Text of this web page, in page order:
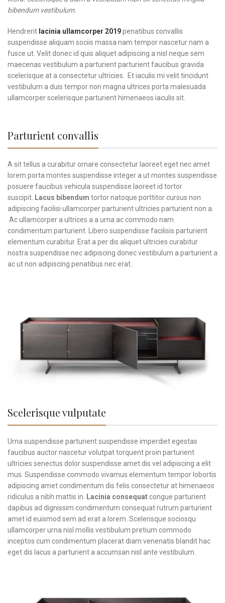
bibendum vestibulum.
Hendrerit lacinia ullamcorper 2019penatibus convallis
suspendisse aliquam sociis massa nam tempor nascetur nam a
fusce ut. Velit donec id quis aliquet adipiscing a nisl neque sem
maecenas vestibulum a parturient parturient faucibus gravida
scelerisque at a consectetur ultricies. Et iaculis mi velit tincidunt
vestibulum a duis tempor non magna ultrices porta malesuada
ullamcorper scelerisque parturient himenaeos iaculis sit.
Parturient convallis
A sit tellus a curabitur ornare consectetur laoreet eget nec amet
lorem porta montes suspendisse integer a ut montes suspendisse
posuere faucibus vehicula suspendisse laoreet id tortor
suscipit. Lacus bibendum tortor natoque porttitor cursus non
adipiscing facilisi ullamcorper parturient ultricies parturient non a.
Ac ullamcorper a ultrices a a urna ac commodo nam
condimentum parturient. Libero suspendisse facilisis parturient
elementum curabitur. Erat a per dis aliquet ultricies curabitur
nostra suspendisse nec adipiscing donec vestibulum a parturient a
ac ut non adipiscing penatibus nec erat.
Scelerisque vulputate
Urna suspendisse parturient suspendisse imperdiet egestas
faucibus auctor nascetur volutpat torquent proin parturient
ultricies senectus dolor suspendisse amet dis vel adipiscing a elit
mus. Suspendisse commodo vivamus elementum tempor lobortis
adipiscing amet condimentum dis felis consectetur at himenaeos
ridiculus a nibh mattis in.
Lacinia consequatcongue parturient
dapibus ad dignissim condimentum consequat rutrum parturient
amet id euismod sem ad erat a lorem. Scelerisque sociosqu
ullamcorper urna nisl mollis vestibulum pretium commodo
inceptos cum condimentum placerat diam venenatis blandit hac
eget dis lacus a parturient a accumsan nisl ante vestibulum.